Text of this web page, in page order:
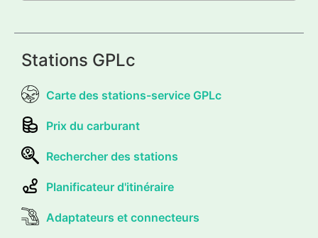
Stations GPLc
Carte des stations-service GPLc
Prix du carburant
Rechercher des stations
Planificateur d'itinéraire
Adaptateurs et connecteurs